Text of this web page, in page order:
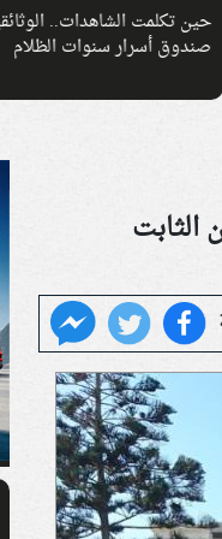
الشاهدات.. الوثائقية" تفتح
أسرار سنوات الظلام
بين الثابت